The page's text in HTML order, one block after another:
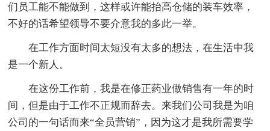
们员工能不能做到，这样或许能抬高仓储的装车效率，
不好的话希望领导不要介意我的多此一举。
在工作方面时间太短没有太多的想法，在生活中我
是一个新人。
在这份工作前，我是在修正药业做销售有一年的时
间，但是由于工作不正规而辞去。来我们公司我是为咱
公司的一句话而来“全员营销”，因为这才是我所需要学